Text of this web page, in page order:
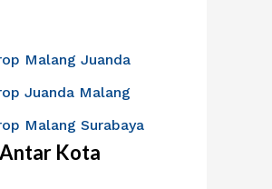
Malang Juanda
Juanda Malang
Malang Surabaya
Kota